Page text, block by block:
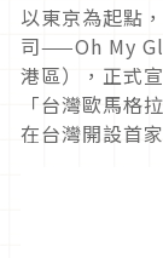
以東京為起點
司——Oh My
港區），正式
「台灣歐馬格
在台灣開設首